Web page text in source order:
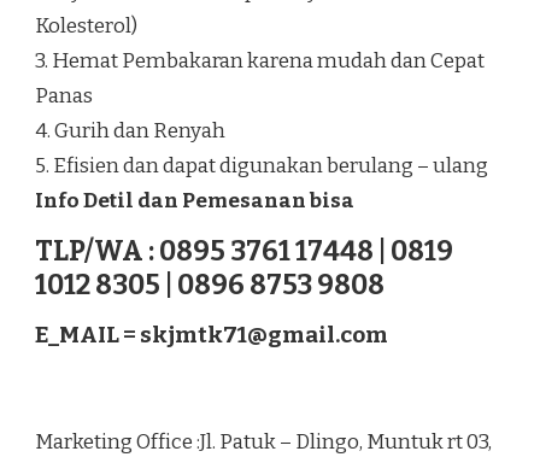
Kolesterol)
3. Hemat Pembakaran karena mudah dan Cepat
Panas
4. Gurih dan Renyah
5. Efisien dan dapat digunakan berulang – ulang
Info Detil dan Pemesanan bisa
TLP/WA : 0895 3761 17448 | 0819
1012 8305 | 0896 8753 9808
E_MAIL = skjmtk71@gmail.com
Marketing Office :Jl. Patuk – Dlingo, Muntuk rt 03,